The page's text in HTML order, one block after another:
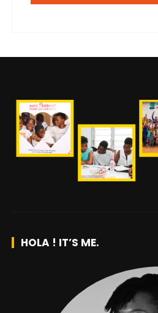
HOLA ! IT’S ME.